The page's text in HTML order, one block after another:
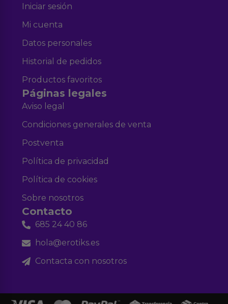
Iniciar sesión
Mi cuenta
Datos personales
Historial de pedidos
Productos favoritos
Páginas legales
Aviso legal
Condiciones generales de venta
Postventa
Política de privacidad
Política de cookies
Sobre nosotros
Contacto
685 24 40 86
hola@erotiks.es
Contacta con nosotros